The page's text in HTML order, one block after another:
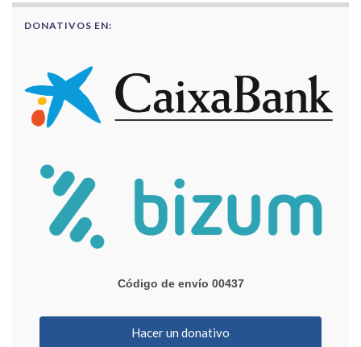
DONATIVOS EN:
Código de envío 00437
Hacer un donativo